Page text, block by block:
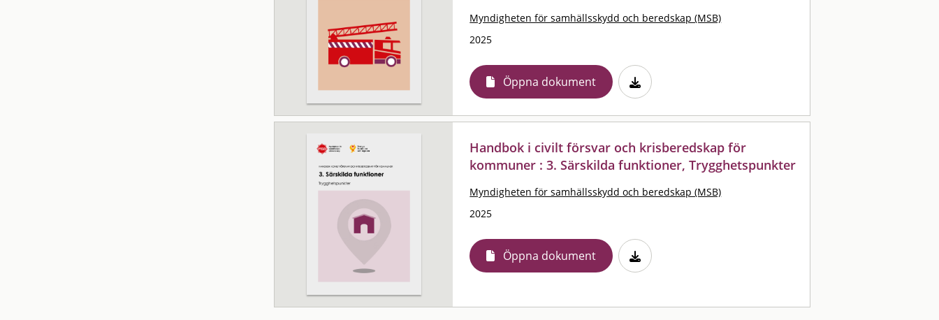
Myndigheten för samhällsskydd och beredskap (MSB)
2025
Öppna dokument
Handbok i civilt försvar och krisberedskap för
kommuner : 3. Särskilda funktioner, Trygghetspunkter
Myndigheten för samhällsskydd och beredskap (MSB)
2025
Öppna dokument